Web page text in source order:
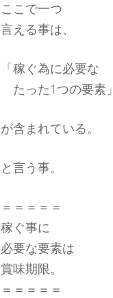
ここで一つ
言える事は、
「稼ぐ為に必要な
たった1つの要素」
が含まれている。
と言う事。
＝＝＝＝＝
稼ぐ事に
必要な要素は
賞味期限。
＝＝＝＝＝